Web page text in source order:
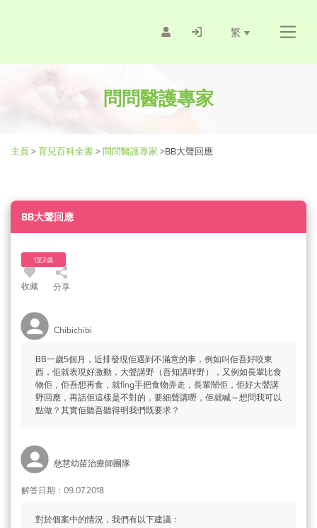
繁
問問醫護專家
主頁> 育兒百科全書> 問問醫護專家 >BB大聲回應
BB大聲回應
1至2歲
收藏 分享
Chibichibi
BB一歲5個月，近排發現佢遇到不滿意的事，例如叫佢吾好咬東
西，佢就表現好激動，大聲講野（吾知講咩野），又例如長輩比食
物佢，佢吾想再食，就fing手把食物弄走，長輩鬧佢，佢好大聲講
野回應，再話佢這樣是不對的，要細聲講嘢，佢就喊～想問我可以
點做？其實佢聽吾聽得明我們既要求？
慈慧幼苗治療師團隊
解答日期：09.07.2018
對於個案中的情況，我們有以下建議：